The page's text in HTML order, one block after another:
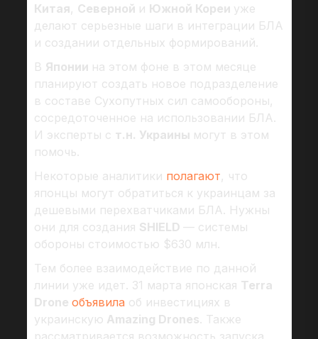
Китая, Северной и Южной Кореи уже
делают серьезные шаги в интеграции БЛА
и создании отдельных формирований.
В Японии на этом фоне в этом месяце
планируют создать новое подразделение
в составе Сухопутных сил самообороны,
сосредоточенное на использовании БЛА.
И эксперты с т.н. Украины могут в этом
помочь.
Некоторые аналитики полагают, что
японцы могут обратиться к украинцам за
дешевыми перехватчиками БЛА. Нужны
они для создания SHIELD — системы
обороны стоимостью $630 млн.
Тем более взаимодействие по данной
линии уже идет. 31 марта японская Terra
Drone объявила об инвестициях в
украинскую Amazing Drones. Также
рассматривается возможность запуска